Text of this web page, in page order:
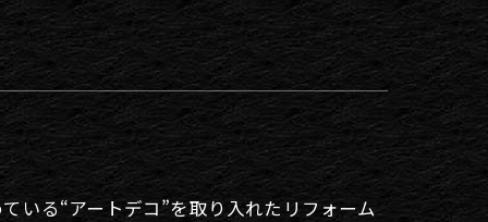
いる“アートデコ”を取り入れたリフォーム